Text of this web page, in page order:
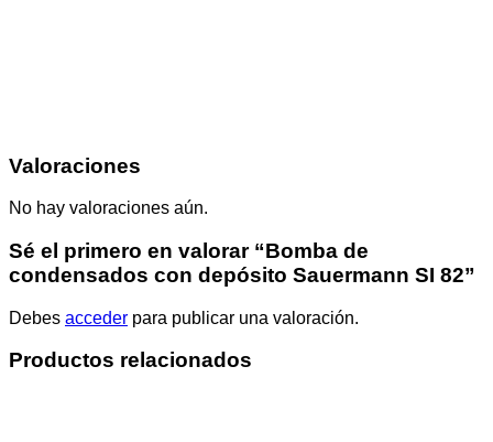
Valoraciones
No hay valoraciones aún.
Sé el primero en valorar “Bomba de
condensados con depósito Sauermann SI 82”
Debes acceder para publicar una valoración.
Productos relacionados